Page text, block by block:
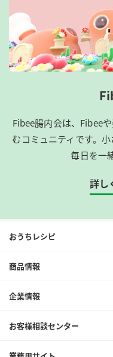
Fibee腸内会は、​Fibee
むコミュニティです。​
毎日を一
詳し
おうちレシピ
商品情報
企業情報
お客様相談センター